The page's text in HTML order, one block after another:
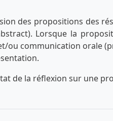
des propositions des
Lorsque la
ou communication orale
de la réflexion sur une